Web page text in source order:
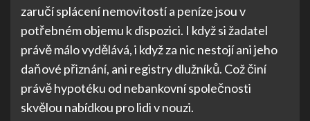
zaručí splácení nemovitostí a peníze jsou v
potřebném objemu k dispozici. I když si žadatel
právě málo vydělává, i když za nic nestojí ani jeho
daňové přiznání, ani registry dlužníků. Což činí
právě hypotéku od nebankovní společnosti
skvělou nabídkou pro lidi v nouzi.